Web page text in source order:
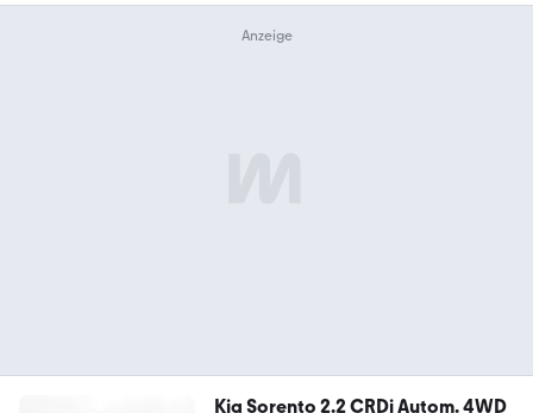
Kia Sorento 2.2 CRDi Autom. 4WD